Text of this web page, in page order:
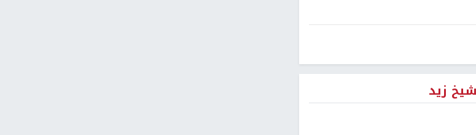
زيد